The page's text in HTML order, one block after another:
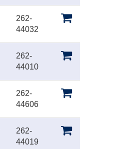
262-
44032
262-
44010
262-
44606
262-
44019